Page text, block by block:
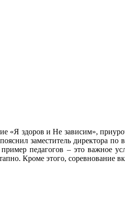
«Я здоров и Не зависим»,
заместитель
педагогов – это важное
Кроме этого,